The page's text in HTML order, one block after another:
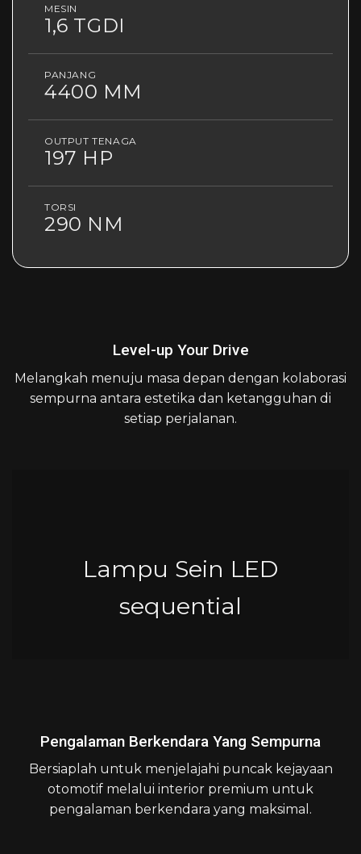
MESIN
1,6 TGDI
PANJANG
4400 MM
OUTPUT TENAGA
197 HP
TORSI
290 NM
Level-up Your Drive
Melangkah menuju masa depan dengan kolaborasi
sempurna antara estetika dan ketangguhan di
setiap perjalanan.
Lampu Sein LED
sequential
Pengalaman Berkendara Yang Sempurna
Bersiaplah untuk menjelajahi puncak kejayaan
otomotif melalui interior premium untuk
pengalaman berkendara yang maksimal.